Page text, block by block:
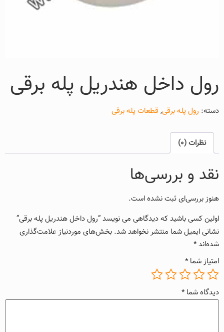
رول داخل هندریل پله برقی
دسته: رول پله برقی, قطعات پله برقی
نظرات (0)
نقد و بررسی‌ها
هنوز بررسی‌ای ثبت نشده است.
اولین کسی باشید که دیدگاهی می نویسد “رول داخل هندریل پله برقی”
نشانی ایمیل شما منتشر نخواهد شد. بخش‌های موردنیاز علامت‌گذاری
شده‌اند*
امتیاز شما *
دیدگاه شما *